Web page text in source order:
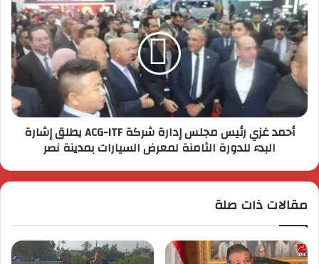
أحمد غزي رئيس مجلس إدارة شركة ACG-ITF يطلق إشارة
البدء للدورة الثامنة لمعرض السيارات بمدينة نصر
مقالات ذات صلة